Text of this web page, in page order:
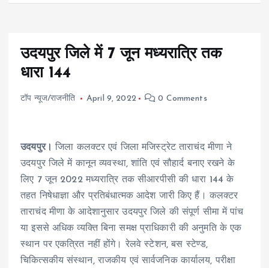
उदयपुर जिले में 7 जून मध्यरात्रि तक
धारा 144
टॉप न्यूज/राजनीति April 9, 2022 0 Comments
उदयपुर।जिला कलक्टर एवं जिला मजिस्ट्रेट ताराचंद मीणा ने
उदयपुर जिले में कानून व्यवस्था, शांति एवं सौहार्द बनाए रखने के
लिए 7 जून 2022 मध्यरात्रि तक सीआरपीसी की धारा 144 के
तहत निषेधाज्ञा और प्रतिबंधात्मक आदेश जारी किए हैं। कलक्टर
ताराचंद मीणा के आदेशानुसार उदयपुर जिले की संपूर्ण सीमा में पांच
या इससे अधिक व्यक्ति बिना समक्ष प्राधिकारी की अनुमति के एक
स्थान पर एकत्रित नहीं होंगे। रेलवे स्टेशन, बस स्टेण्ड,
चिकित्सकीय संस्थान, राजकीय एवं सार्वजनिक कार्यालय, परीक्षा